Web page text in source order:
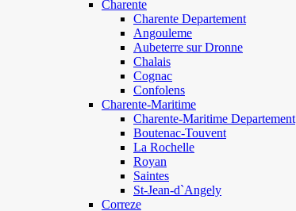
Charente
Charente Departement
Angouleme
Aubeterre sur Dronne
Chalais
Cognac
Confolens
Charente-Maritime
Charente-Maritime Departement
Boutenac-Touvent
La Rochelle
Royan
Saintes
St-Jean-d`Angely
Correze